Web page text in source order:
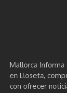
Mallorca Informa
en Lloseta,
con ofrecer